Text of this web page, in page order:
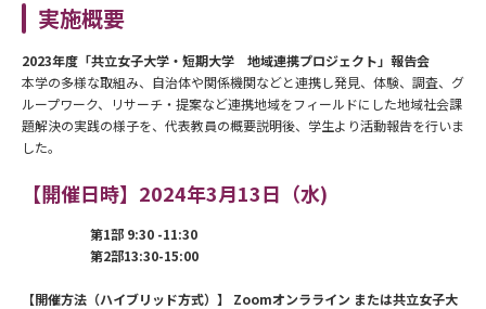
実施概要
2023年度「共立女子大学・短期大学 地域連携プロジェクト」報告会
本学の多様な取組み、自治体や関係機関などと連携し発見、体験、調査、グ
ループワーク、リサーチ・提案など連携地域をフィールドにした地域社会課
題解決の実践の様子を、代表教員の概要説明後、学生より活動報告を行いま
した。
【開催日時】 2024年3月13日（水)
第1部 9:30 -11:30
第2部13:30-15:00
【開催方法（ハイブリッド方式）】 Zoomオンラライン または共立女子大